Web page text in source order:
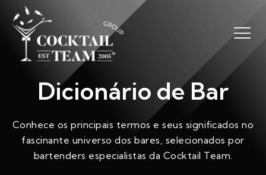
Dicionário de Bar
Conhece os principais termos e seus significados no
fascinante universo dos bares, selecionados por
bartenders especialistas da Cocktail Team.